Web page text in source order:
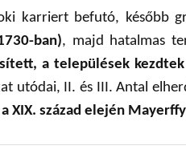
karriert befutó, később
ban), majd hatalmas
a települések
utódai, II. és III. Antal
XIX. század elején